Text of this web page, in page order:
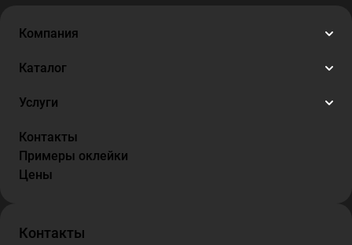
Компания
Каталог
Услуги
Контакты
Примеры оклейки
Цены
Контакты